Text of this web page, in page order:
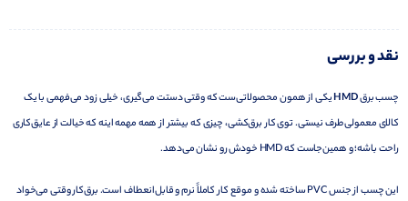
نقد و بررسی
چسب برقHMDیکی از همون محصولاتی‌ست که وقتی دستت می‌گیری، خیلی زود می‌فهمی با یک
کالای معمولی طرف نیستی. توی کار برق‌کشی، چیزی که بیشتر از همه مهمه اینه که خیالت از عایق‌کاری
راحت باشه؛ و همین‌جاست که HMD خودش رو نشان می‌دهد.
این چسب از جنس PVC ساخته شده و موقع کار کاملاً نرم و قابل‌انعطاف است. برق‌کار وقتی می‌خواد